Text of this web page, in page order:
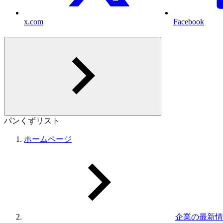
x.com Facebook
パンくずリスト
ホームページ
企業の最新